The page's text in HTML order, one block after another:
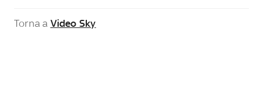
Torna a Video Sky